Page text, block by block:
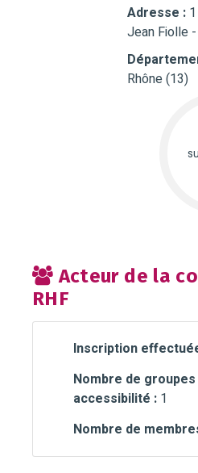
Adresse :
Jean Fiolle
Rhône (13)
Acteur de la
RHF
Inscription
Nombre de
accessibilité : 1
Nombre de